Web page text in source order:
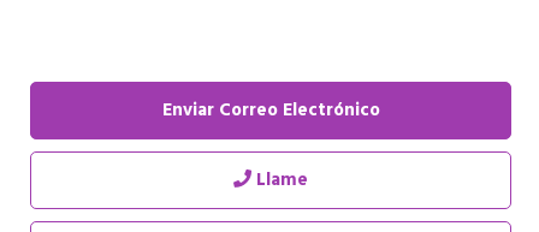
Enviar Correo Electrónico
Llame